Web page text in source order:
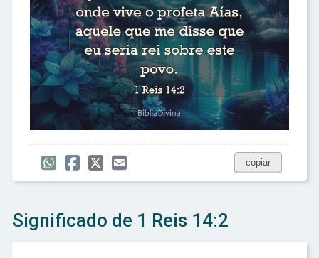
copiar
Significado de 1 Reis 14:2